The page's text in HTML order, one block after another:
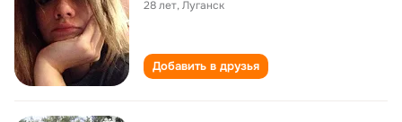
28 лет,Луганск
Добавить в друзья